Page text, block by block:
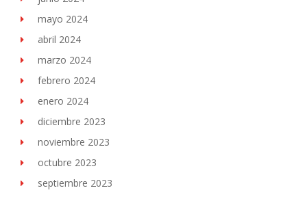
mayo 2024
abril 2024
marzo 2024
febrero 2024
enero 2024
diciembre 2023
noviembre 2023
octubre 2023
septiembre 2023